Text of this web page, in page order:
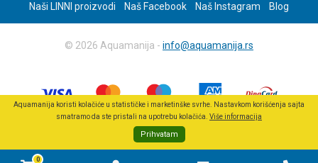
0
Naši LINNI proizvodi
Naš Facebook Naš Instagram Blog
© 2026 Aquamanija - info@aquamanija.rs
Aquamanija koristi kolačiće u statističke i marketinške svrhe. Nastavkom korišćenja sajta
smatramo da ste pristali na upotrebu kolačića. Više informacija
Prihvatam